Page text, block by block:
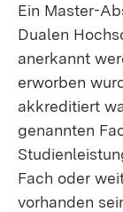
Ein Master-
Dualen
anerkannt
erworben
akkreditiert
genannten
Fach oder
vorhanden